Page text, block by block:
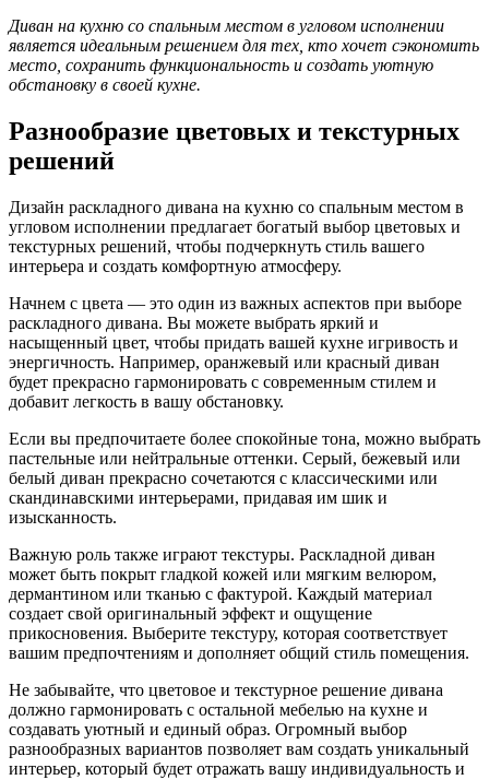
Диван на кухню со спальным местом в угловом исполнении
является идеальным решением для тех, кто хочет сэкономить
место, сохранить функциональность и создать уютную
обстановку в своей кухне.
Разнообразие цветовых и текстурных
решений
Дизайн раскладного дивана на кухню со спальным местом в
угловом исполнении предлагает богатый выбор цветовых и
текстурных решений, чтобы подчеркнуть стиль вашего
интерьера и создать комфортную атмосферу.
Начнем с цвета — это один из важных аспектов при выборе
раскладного дивана. Вы можете выбрать яркий и
насыщенный цвет, чтобы придать вашей кухне игривость и
энергичность. Например, оранжевый или красный диван
будет прекрасно гармонировать с современным стилем и
добавит легкость в вашу обстановку.
Если вы предпочитаете более спокойные тона, можно выбрать
пастельные или нейтральные оттенки. Серый, бежевый или
белый диван прекрасно сочетаются с классическими или
скандинавскими интерьерами, придавая им шик и
изысканность.
Важную роль также играют текстуры. Раскладной диван
может быть покрыт гладкой кожей или мягким велюром,
дермантином или тканью с фактурой. Каждый материал
создает свой оригинальный эффект и ощущение
прикосновения. Выберите текстуру, которая соответствует
вашим предпочтениям и дополняет общий стиль помещения.
Не забывайте, что цветовое и текстурное решение дивана
должно гармонировать с остальной мебелью на кухне и
создавать уютный и единый образ. Огромный выбор
разнообразных вариантов позволяет вам создать уникальный
интерьер, который будет отражать вашу индивидуальность и